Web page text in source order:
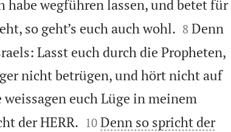
habe wegführen lassen, und betet für
so geht’s euch auch wohl.
8 Denn
Lasst euch durch die Propheten,
nicht betrügen, und hört nicht auf
weissagen euch Lüge in meinem
der HERR.
10 Denn so spricht der